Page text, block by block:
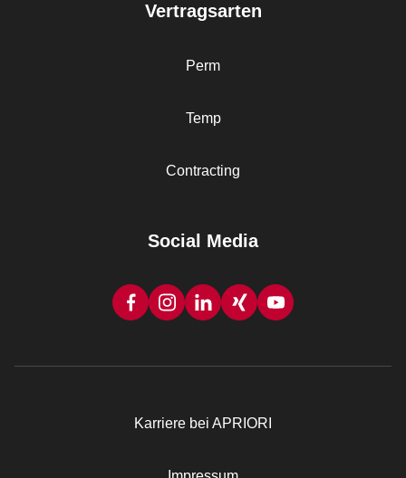
Vertragsarten
Perm
Temp
Contracting
Social Media
Karriere bei APRIORI